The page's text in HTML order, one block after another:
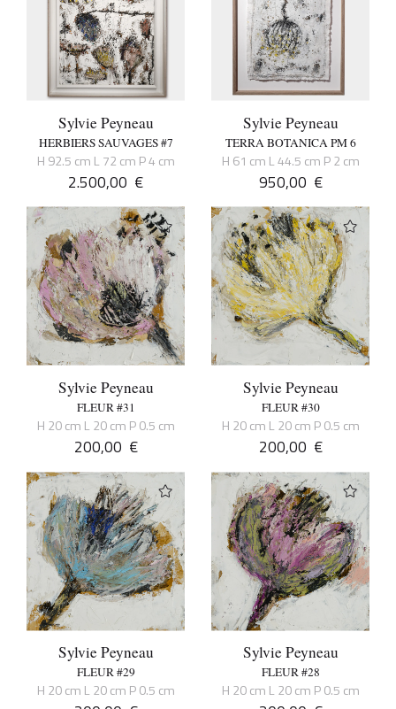
Sylvie Peyneau
HERBIERS SAUVAGES #7
H 92.5 cm L 72 cm P 4 cm
2.500,00 €
Sylvie Peyneau
TERRA BOTANICA PM 6
H 61 cm L 44.5 cm P 2 cm
950,00 €
Sylvie Peyneau
FLEUR #31
H 20 cm L 20 cm P 0.5 cm
200,00 €
Sylvie Peyneau
FLEUR #30
H 20 cm L 20 cm P 0.5 cm
200,00 €
Sylvie Peyneau
FLEUR #29
H 20 cm L 20 cm P 0.5 cm
Sylvie Peyneau
FLEUR #28
H 20 cm L 20 cm P 0.5 cm